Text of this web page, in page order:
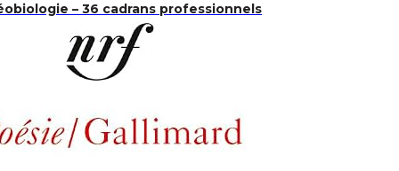
– 36 cadrans professionnels